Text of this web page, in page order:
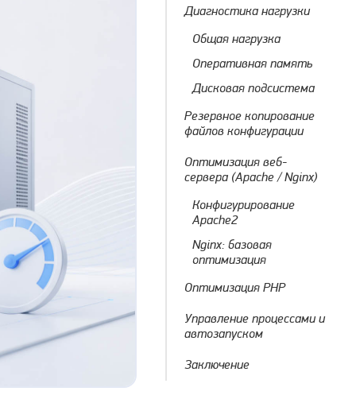
Диагностика нагрузки
Общая нагрузка
Оперативная память
Дисковая подсистема
Резервное копирование
файлов конфигурации
Оптимизация веб-
сервера (Apache / Nginx)
Конфигурирование
Apache2
Nginx: базовая
оптимизация
Оптимизация PHP
Управление процессами и
автозапуском
Заключение